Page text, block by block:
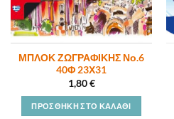
ΜΠΛΟΚ ΖΩΓΡΑΦΙΚΗΣ Νο.6
40Φ 23Χ31
1,80€
ΠΡΟΣΘΉΚΗ ΣΤΟ ΚΑΛΆΘΙ